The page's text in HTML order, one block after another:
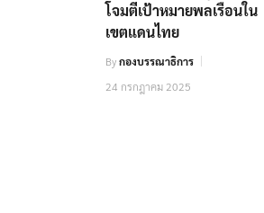
โจมตีเป้าหมายพลเรือนใน
เขตแดนไทย
Byกองบรรณาธิการ
24 กรกฎาคม 2025